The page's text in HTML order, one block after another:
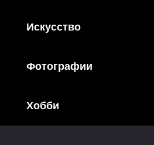
Искусство
Фотографии
Хобби